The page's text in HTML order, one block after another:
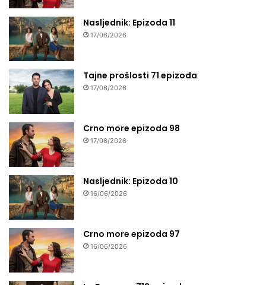
Nasljednik: Epizoda 11
17/06/2026
Tajne prošlosti 71 epizoda
17/06/2026
Crno more epizoda 98
17/06/2026
Nasljednik: Epizoda 10
16/06/2026
Crno more epizoda 97
16/06/2026